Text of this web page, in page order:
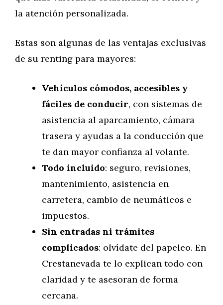
la atención personalizada.
Estas son algunas de las ventajas exclusivas
de su renting para mayores:
Vehículos cómodos, accesibles y
fáciles de conducir, con sistemas de
asistencia al aparcamiento, cámara
trasera y ayudas a la conducción que
te dan mayor confianza al volante.
Todo incluido: seguro, revisiones,
mantenimiento, asistencia en
carretera, cambio de neumáticos e
impuestos.
Sin entradas ni trámites
complicados: olvídate del papeleo. En
Crestanevada te lo explican todo con
claridad y te asesoran de forma
cercana.